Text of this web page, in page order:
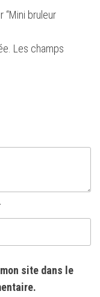
“Mini bruleur
Les champs
site dans le